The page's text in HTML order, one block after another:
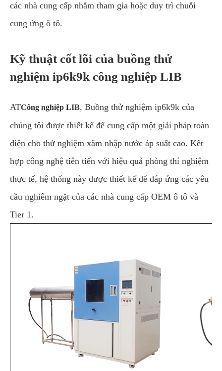
các nhà cung cấp nhằm tham gia hoặc duy trì chuỗi
cung ứng ô tô.
Kỹ thuật cốt lõi của buồng thử
nghiệm ip6k9k công nghiệp LIB
ATCông nghiệp LIB, Buồng thử nghiệm ip6k9k của
chúng tôi được thiết kế để cung cấp một giải pháp toàn
diện cho thử nghiệm xâm nhập nước áp suất cao. Kết
hợp công nghệ tiên tiến với hiệu quả phòng thí nghiệm
thực tế, hệ thống này được thiết kế để đáp ứng các yêu
cầu nghiêm ngặt của các nhà cung cấp OEM ô tô và
Tier 1.